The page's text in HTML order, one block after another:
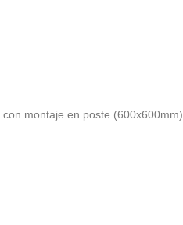
montaje en poste (600x600mm)